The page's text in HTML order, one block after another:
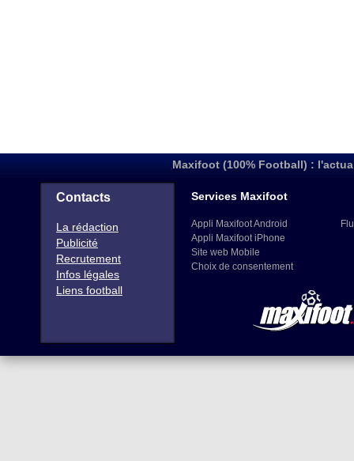
Maxifoot (100% Football) :
Contacts
La rédaction
Publicité
Recrutement
Infos légales
Liens football
Services Maxifoot
Appli Maxifoot Android
Appli Maxifoot iPhone
Site web Mobile
Choix de consentement